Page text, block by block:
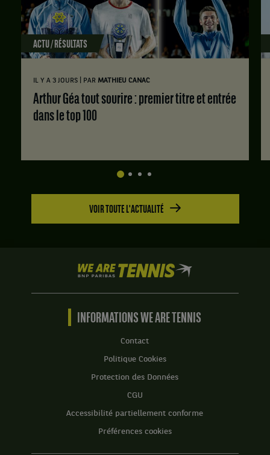
ACTU / RÉSULTATS
IL Y A 3 JOURS PAR MATHIEU CANAC
Arthur Géa tout sourire : premier titre et entrée
dans le top 100
VOIR TOUTE L'ACTUALITÉ
We
are
Tennis
BNP
Accueil
INFORMATIONS WE ARE TENNIS
Contact
Politique Cookies
Protection des Données
CGU
Accessibilité partiellement conforme
Préférences cookies